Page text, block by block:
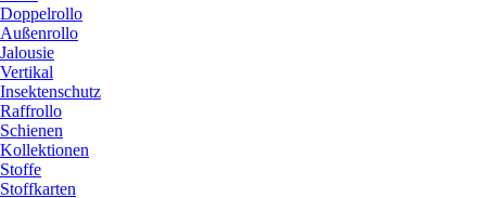
Doppelrollo
Außenrollo
Jalousie
Vertikal
Insektenschutz
Raffrollo
Schienen
Kollektionen
Stoffe
Stoffkarten